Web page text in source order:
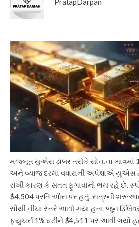
PratapDarpan
મજબૂત યુએસ ડૉલર તરીકે સોનાના ભાવમાં
અને વ્યાજ દરમાં વધારાની અપેક્ષાએ
રાખી કારણ કે સતત ફુગાવાનો ભય રહે છે.
$4,504 પ્રતિ ઔંસ પર હતું. સત્રની
સૌથી નીચા સ્તરે આવી ગયા હતા. જૂન
ફ્યુચર્સ 1% ઘટીને $4,511 પર આવી ગયો